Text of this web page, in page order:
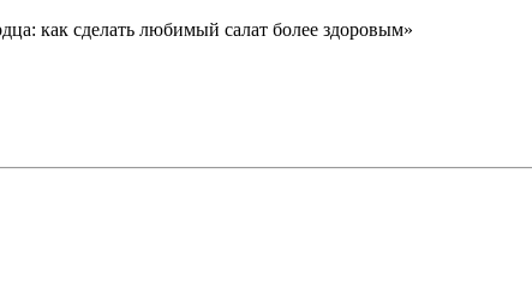
как сделать любимый салат более здоровым»